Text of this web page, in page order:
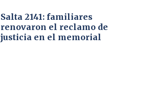
Salta 2141: familiares
renovaron el reclamo de
justicia en el memorial